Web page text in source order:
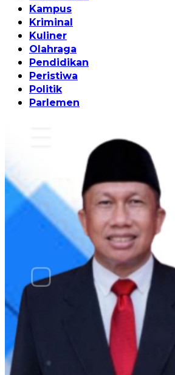
Kampus
Kriminal
Kuliner
Olahraga
Pendidikan
Peristiwa
Politik
Parlemen